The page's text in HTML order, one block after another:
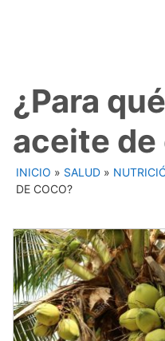
¿Para
aceite de
INICIO » SALUD »
DE COCO?